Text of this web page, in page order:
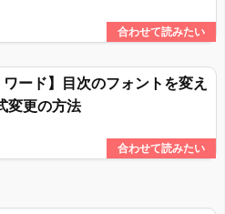
ワード】目次のフォントを変え
変更の方法